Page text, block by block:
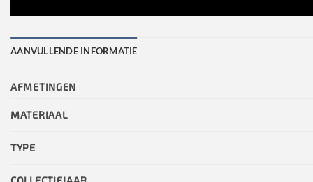
AANVULLENDE INFORMATIE
AFMETINGEN
MATERIAAL
TYPE